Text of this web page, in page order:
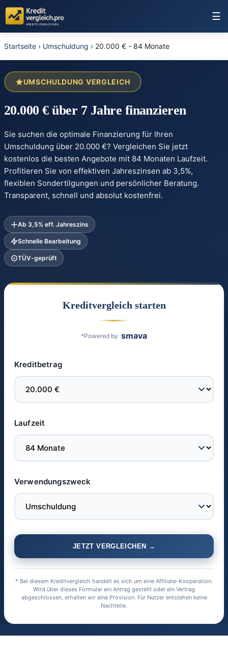
☰
Startseite › Umschuldung › 20.000 € - 84 Monate
UMSCHULDUNG VERGLEICH
20.000 € über 7 Jahre finanzieren
Sie suchen die optimale Finanzierung für Ihren
Umschuldung über 20.000 €? Vergleichen Sie jetzt
kostenlos die besten Angebote mit 84 Monaten Laufzeit.
Profitieren Sie von effektiven Jahreszinsen ab 3,5%,
flexiblen Sondertilgungen und persönlicher Beratung.
Transparent, schnell und absolut kostenfrei.
Ab 3,5% eff. Jahreszins
Schnelle Bearbeitung
TÜV-geprüft
Kreditvergleich starten
*Powered by smava
Kreditbetrag
Laufzeit
Verwendungszweck
JETZT VERGLEICHEN →
* Bei diesem Kreditvergleich handelt es sich um eine Affiliate-Kooperation.
Wird über dieses Formular ein Antrag gestellt oder ein Vertrag
abgeschlossen, erhalten wir eine Provision. Für Nutzer entstehen keine
Nachteile.